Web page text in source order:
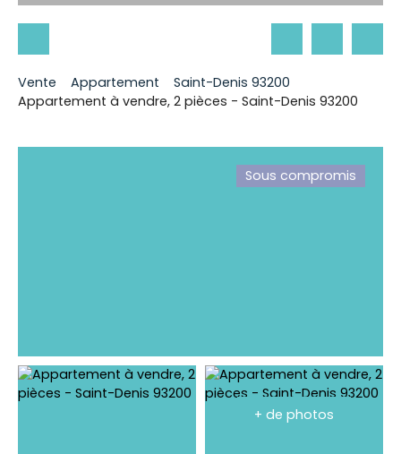
Vente Appartement
Saint-Denis 93200
Appartement à vendre, 2 pièces - Saint-Denis 93200
Sous compromis
+ de photos